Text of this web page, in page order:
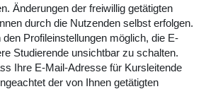
Änderungen der freiwillig getätigten
durch die Nutzenden selbst erfolgen.
Profileinstellungen möglich, die E-
Studierende unsichtbar zu schalten.
Ihre E-Mail-Adresse für Kursleitende
der von Ihnen getätigten